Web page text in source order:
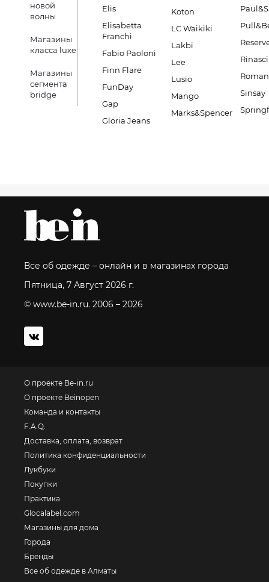
новой
волны
Магазины
класса luxe
Магазины
сегмента
bridge
Elis
Elisabetta
Franchi
Fabio Paoloni
Finn Flare
FunDay
Gap
Gloria Jeans
Koton
LC Waikiki
Lakbi
Lee
Lusio
Mango
Marks&Spencer
Sinsay
Все об одежде – онлайн и в магазинах города
Пятница, 7 Август 2026 г.
© www.be-in.ru. 2006 – 2026
О проекте Be-in.ru
О проекте Beinopen
Команда и контакты
F.A.Q.
Доставка, оплата, возврат
Политика конфиденциальности
Лукбуки
Покупки
Практика
Glocalabel.com
Магазины для дома
Города
Бренды
Все об одежде в Алматы